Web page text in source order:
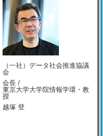
（一社）データ社会推進協議
会
会長 /
東京大学大学院情報学環・教
授
越塚 登